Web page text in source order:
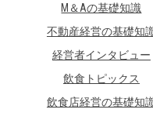
M＆Aの基礎知識
不動産経営の基礎知
経営者インタビュー
飲食トピックス
飲食店経営の基礎知